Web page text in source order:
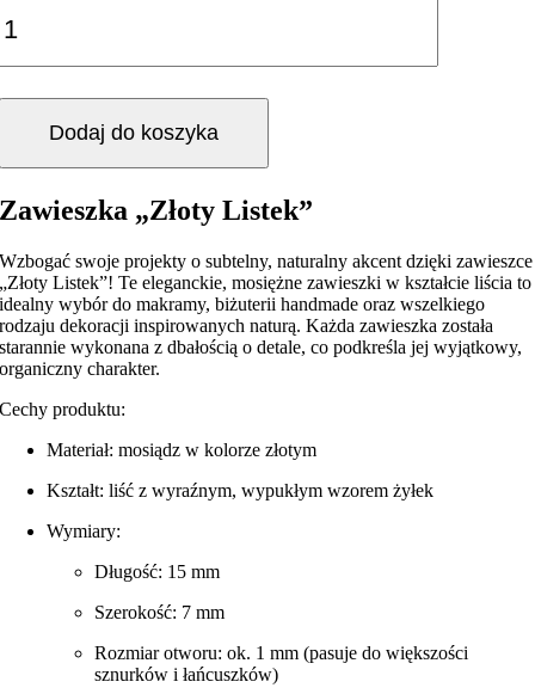
Dodaj do koszyka
Zawieszka „Złoty Listek”
Wzbogać swoje projekty o subtelny, naturalny akcent dzięki zawieszce
„Złoty Listek”! Te eleganckie, mosiężne zawieszki w kształcie liścia to
idealny wybór do makramy, biżuterii handmade oraz wszelkiego
rodzaju dekoracji inspirowanych naturą. Każda zawieszka została
starannie wykonana z dbałością o detale, co podkreśla jej wyjątkowy,
organiczny charakter.
Cechy produktu:
Materiał: mosiądz w kolorze złotym
Kształt: liść z wyraźnym, wypukłym wzorem żyłek
Wymiary:
Długość: 15 mm
Szerokość: 7 mm
Rozmiar otworu: ok. 1 mm (pasuje do większości
sznurków i łańcuszków)